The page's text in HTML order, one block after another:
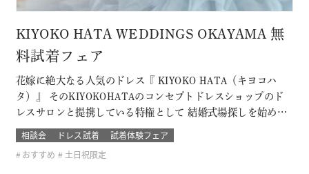
KIYOKO HATA WEDDINGS OKAYAMA 無
料試着フェア
花嫁に絶大なる人気のドレス『 KIYOKO HATA（キヨコハ
タ）』 そのKIYOKOHATAのコンセプトドレスショップのド
レスサロンと提携している特権として 結婚式場探しを始めた
おふたり限定の無料試着会を開催。 式場探しと一緒にドレス
も試着できて、結婚式のイメージが広がります！ 他のドレス
サロンでは取り扱いのないドレスも見れて着れるのは「ここ
相談会 ドレス試着
試着体験フェア
おすすめ
土日祝限定